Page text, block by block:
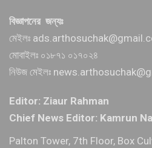
বিজ্ঞাপনের জন্যঃ
মেইলঃ
মোবাইলঃ ০১৮৭১ ০১৭০২৪
নিউজ মেইলঃ
Editor: Ziaur Rahman
Chief News Editor: Kamrun
Palton Tower, 7th Floor, Box